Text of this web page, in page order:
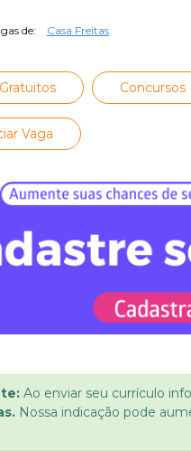
de: Casa Freitas
Concursos
Vaga
Ao enviar seu currículo
Nossa indicação pode